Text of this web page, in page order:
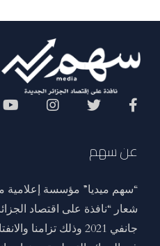
عن سهم
“سهم ميديا” مؤسسة إعلامية
جانفي 2021 وذلك